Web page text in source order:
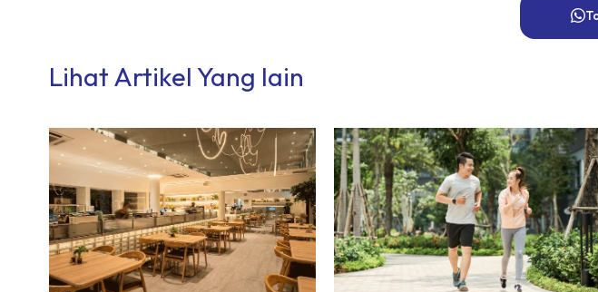
Lihat Artikel Yang lain